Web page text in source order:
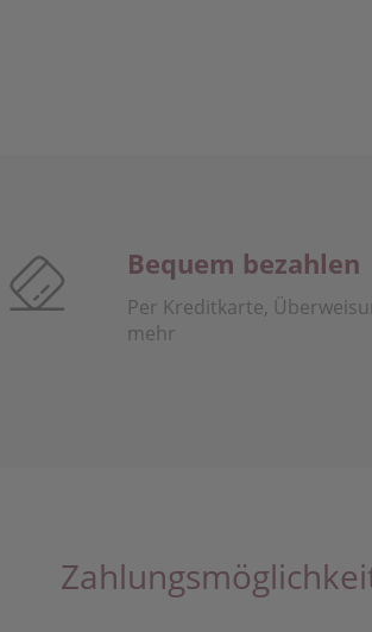
Bequem bezahlen
Per Kreditkarte,
mehr